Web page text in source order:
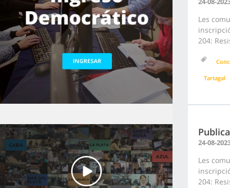
Les
204:
Tartagal
24-08-
Les
204: